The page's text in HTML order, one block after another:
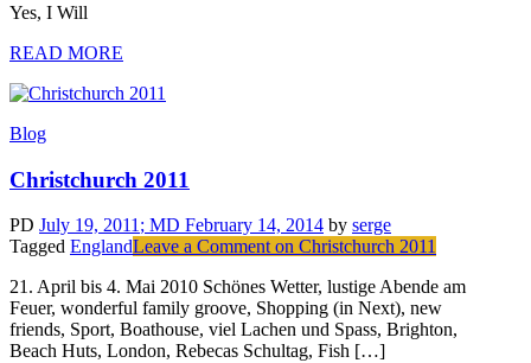
Yes, I Will
READ MORE
Blog
Christchurch 2011
PD July 19, 2011 ; MD February 14, 2014 by serge
Tagged EnglandLeave a Comment on Christchurch 2011
21. April bis 4. Mai 2010 Schönes Wetter, lustige Abende am
Feuer, wonderful family groove, Shopping (in Next), new
friends, Sport, Boathouse, viel Lachen und Spass, Brighton,
Beach Huts, London, Rebecas Schultag, Fish […]